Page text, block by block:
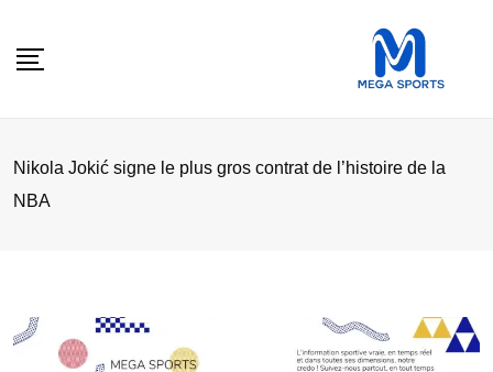
Nikola Jokić signe le plus gros contrat de l’histoire de la
NBA